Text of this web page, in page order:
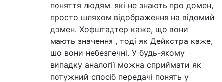
поняття людям, які не знають про домен,
просто шляхом відображення на відомий
домен. Хофштадтер каже, що вони
мають значення , тоді як Дейкстра каже,
що вони небезпечні. У будь-якому
випадку аналогії можна сприймати як
потужний спосіб передачі понять у